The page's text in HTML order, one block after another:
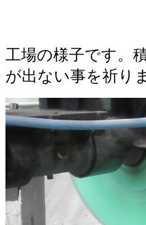
工場の様子です。
が出ない事を祈り